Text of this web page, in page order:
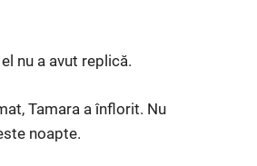
nu a avut replică.
Tamara a înflorit. Nu
noapte.